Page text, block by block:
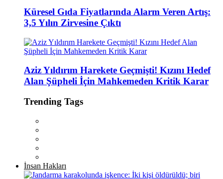
Küresel Gıda Fiyatlarında Alarm Veren Artış:
3,5 Yılın Zirvesine Çıktı
Aziz Yıldırım Harekete Geçmişti! Kızını Hedef
Alan Şüpheli İçin Mahkemeden Kritik Karar
Trending Tags
İnsan Hakları